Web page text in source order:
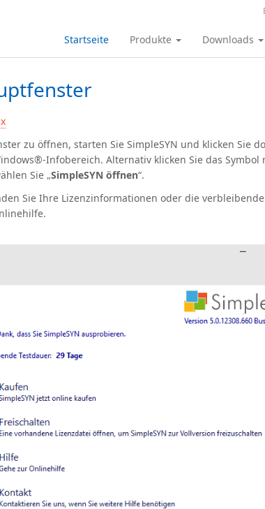
Startseite Produkte Downloads
zu öffnen, starten Sie SimpleSYN und klicken Sie
Infobereich. Alternativ klicken Sie das Symbol
Sie „SimpleSYN öffnen“.
Sie Ihre Lizenzinformationen oder die verbleibende